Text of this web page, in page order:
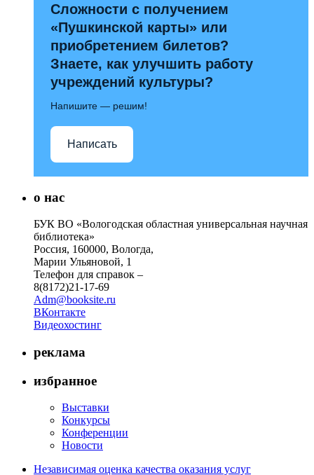
Сложности с получением
«Пушкинской карты» или
приобретением билетов?
Знаете, как улучшить работу
учреждений культуры?
Напишите — решим!
Написать
о нас
БУК ВО «Вологодская областная универсальная научная
библиотека»
Россия, 160000, Вологда,
Марии Ульяновой, 1
Телефон для справок –
8(8172)21-17-69
Adm@booksite.ru
ВКонтакте
Видеохостинг
реклама
избранное
Выставки
Конкурсы
Конференции
Новости
Независимая оценка качества оказания услуг